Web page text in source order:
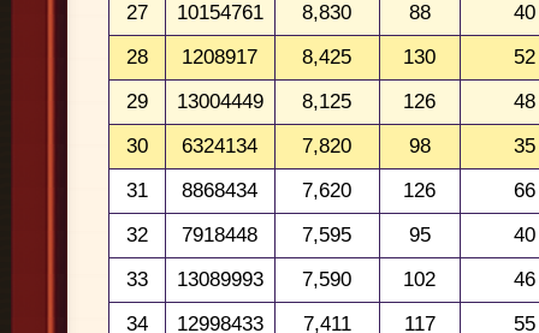
27
10154761 8,830 88
40
28
1208917 8,425 130
52
29
13004449 8,125 126
48
30
6324134 7,820 98
35
31
8868434 7,620 126
66
32
7918448 7,595 95
40
33
13089993 7,590 102
46
34
12998433 7,411 117 55